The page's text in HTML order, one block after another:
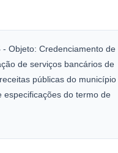
- Objeto: Credenciamento de
de serviços bancários de
públicas do município
especificações do termo de